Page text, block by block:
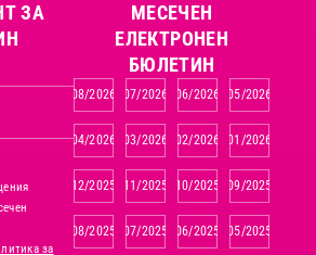
ЗА
за
MЕСЕЧЕН
ЕЛЕКТРОНЕН
БЮЛЕТИН
08/2026 07/2026 06/2026 05/2026
04/2026 03/2026 02/2026 01/2026
12/2025 11/2025 10/2025 09/2025
08/2025 07/2025 06/2025 05/2025